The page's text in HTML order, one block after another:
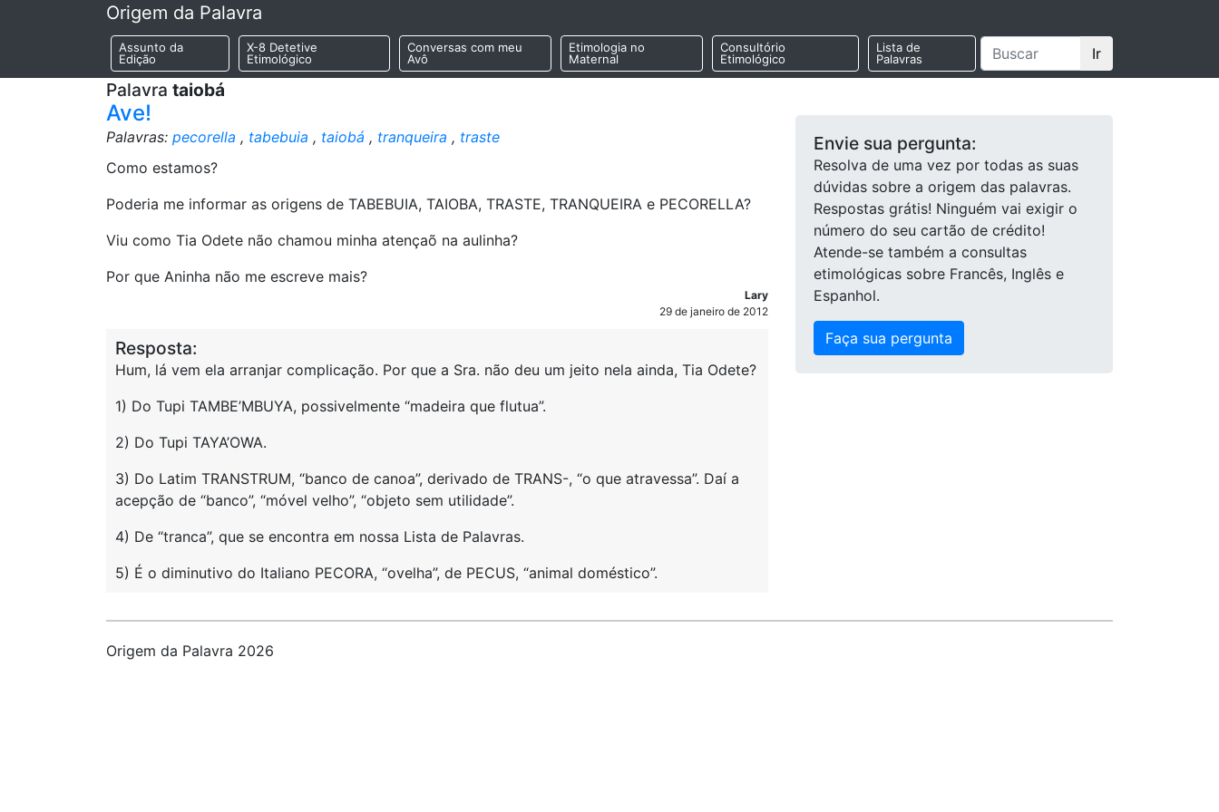
Origem da Palavra
Assunto da
Edição
X-8 Detetive
Etimológico
Conversas com meu
Avô
Etimologia no
Maternal
Consultório
Etimológico
Lista de
Palavras
Ir
Palavra taiobá
Ave!
Palavras: pecorella , tabebuia , taiobá , tranqueira , traste
Como estamos?
Poderia me informar as origens de TABEBUIA, TAIOBA, TRASTE, TRANQUEIRA e PECORELLA?
Viu como Tia Odete não chamou minha atençaõ na aulinha?
Por que Aninha não me escreve mais?
Lary
29 de janeiro de 2012
Resposta:
Hum, lá vem ela arranjar complicação. Por que a Sra. não deu um jeito nela ainda, Tia Odete?
1) Do Tupi TAMBE’MBUYA, possivelmente “madeira que flutua”.
2) Do Tupi TAYA’OWA.
3) Do Latim TRANSTRUM, “banco de canoa”, derivado de TRANS-, “o que atravessa”. Daí a
acepção de “banco”, “móvel velho”, “objeto sem utilidade”.
4) De “tranca”, que se encontra em nossa Lista de Palavras.
5) É o diminutivo do Italiano PECORA, “ovelha”, de PECUS, “animal doméstico”.
Envie sua pergunta:
Resolva de uma vez por todas as suas
dúvidas sobre a origem das palavras.
Respostas grátis! Ninguém vai exigir o
número do seu cartão de crédito!
Atende-se também a consultas
etimológicas sobre Francês, Inglês e
Espanhol.
Faça sua pergunta
Origem da Palavra 2026